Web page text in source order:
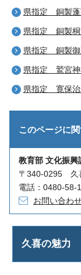
県指定 銅製蓬
県指定 銅製
県指定 銅製御
県指定 鷲宮
県指定 寛保治
このページに
教育部 文化振興
〒340-0295 久
電話：0480-
お問い合わ
久喜の魅力